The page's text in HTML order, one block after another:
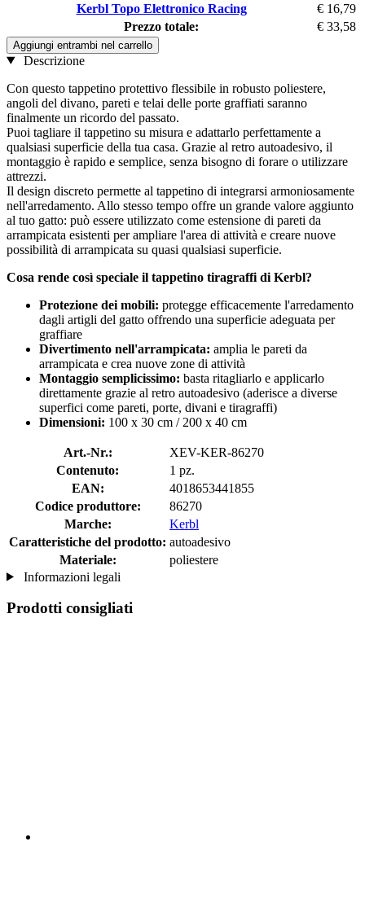
Kerbl Topo Elettronico Racing
€ 16,79
Prezzo totale:
€ 33,58
Aggiungi entrambi nel carrello
Descrizione
Con questo tappetino protettivo flessibile in robusto poliestere,
angoli del divano, pareti e telai delle porte graffiati saranno
finalmente un ricordo del passato.
Puoi tagliare il tappetino su misura e adattarlo perfettamente a
qualsiasi superficie della tua casa. Grazie al retro autoadesivo, il
montaggio è rapido e semplice, senza bisogno di forare o utilizzare
attrezzi.
Il design discreto permette al tappetino di integrarsi armoniosamente
nell'arredamento. Allo stesso tempo offre un grande valore aggiunto
al tuo gatto: può essere utilizzato come estensione di pareti da
arrampicata esistenti per ampliare l'area di attività e creare nuove
possibilità di arrampicata su quasi qualsiasi superficie.
Cosa rende così speciale il tappetino tiragraffi di Kerbl?
Protezione dei mobili: protegge efficacemente l'arredamento
dagli artigli del gatto offrendo una superficie adeguata per
graffiare
Divertimento nell'arrampicata: amplia le pareti da
arrampicata e crea nuove zone di attività
Montaggio semplicissimo: basta ritagliarlo e applicarlo
direttamente grazie al retro autoadesivo (aderisce a diverse
superfici come pareti, porte, divani e tiragraffi)
Dimensioni: 100 x 30 cm / 200 x 40 cm
Art.-Nr.:
XEV-KER-86270
Contenuto:
1 pz.
EAN:
4018653441855
Codice produttore:
86270
Marche:
Kerbl
Caratteristiche del prodotto: autoadesivo
Materiale:
poliestere
Informazioni legali
Prodotti consigliati